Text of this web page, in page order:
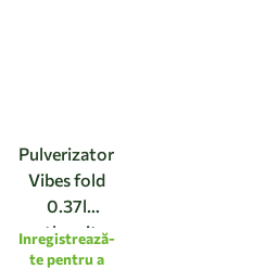
Pulverizator
Vibes fold
0.37l
anthracite
Inregistrează-
te pentru a